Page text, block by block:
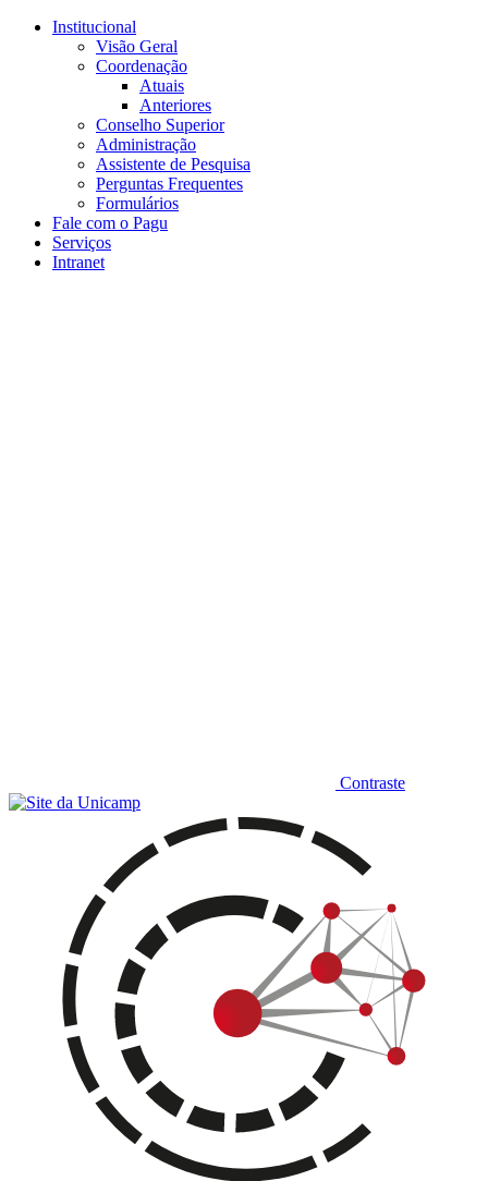
Conteúdo principal
Institucional
Visão Geral
Coordenação
Atuais
Anteriores
Conselho Superior
Administração
Assistente de Pesquisa
Perguntas Frequentes
Formulários
Fale com o Pagu
Serviços
Intranet
Contraste